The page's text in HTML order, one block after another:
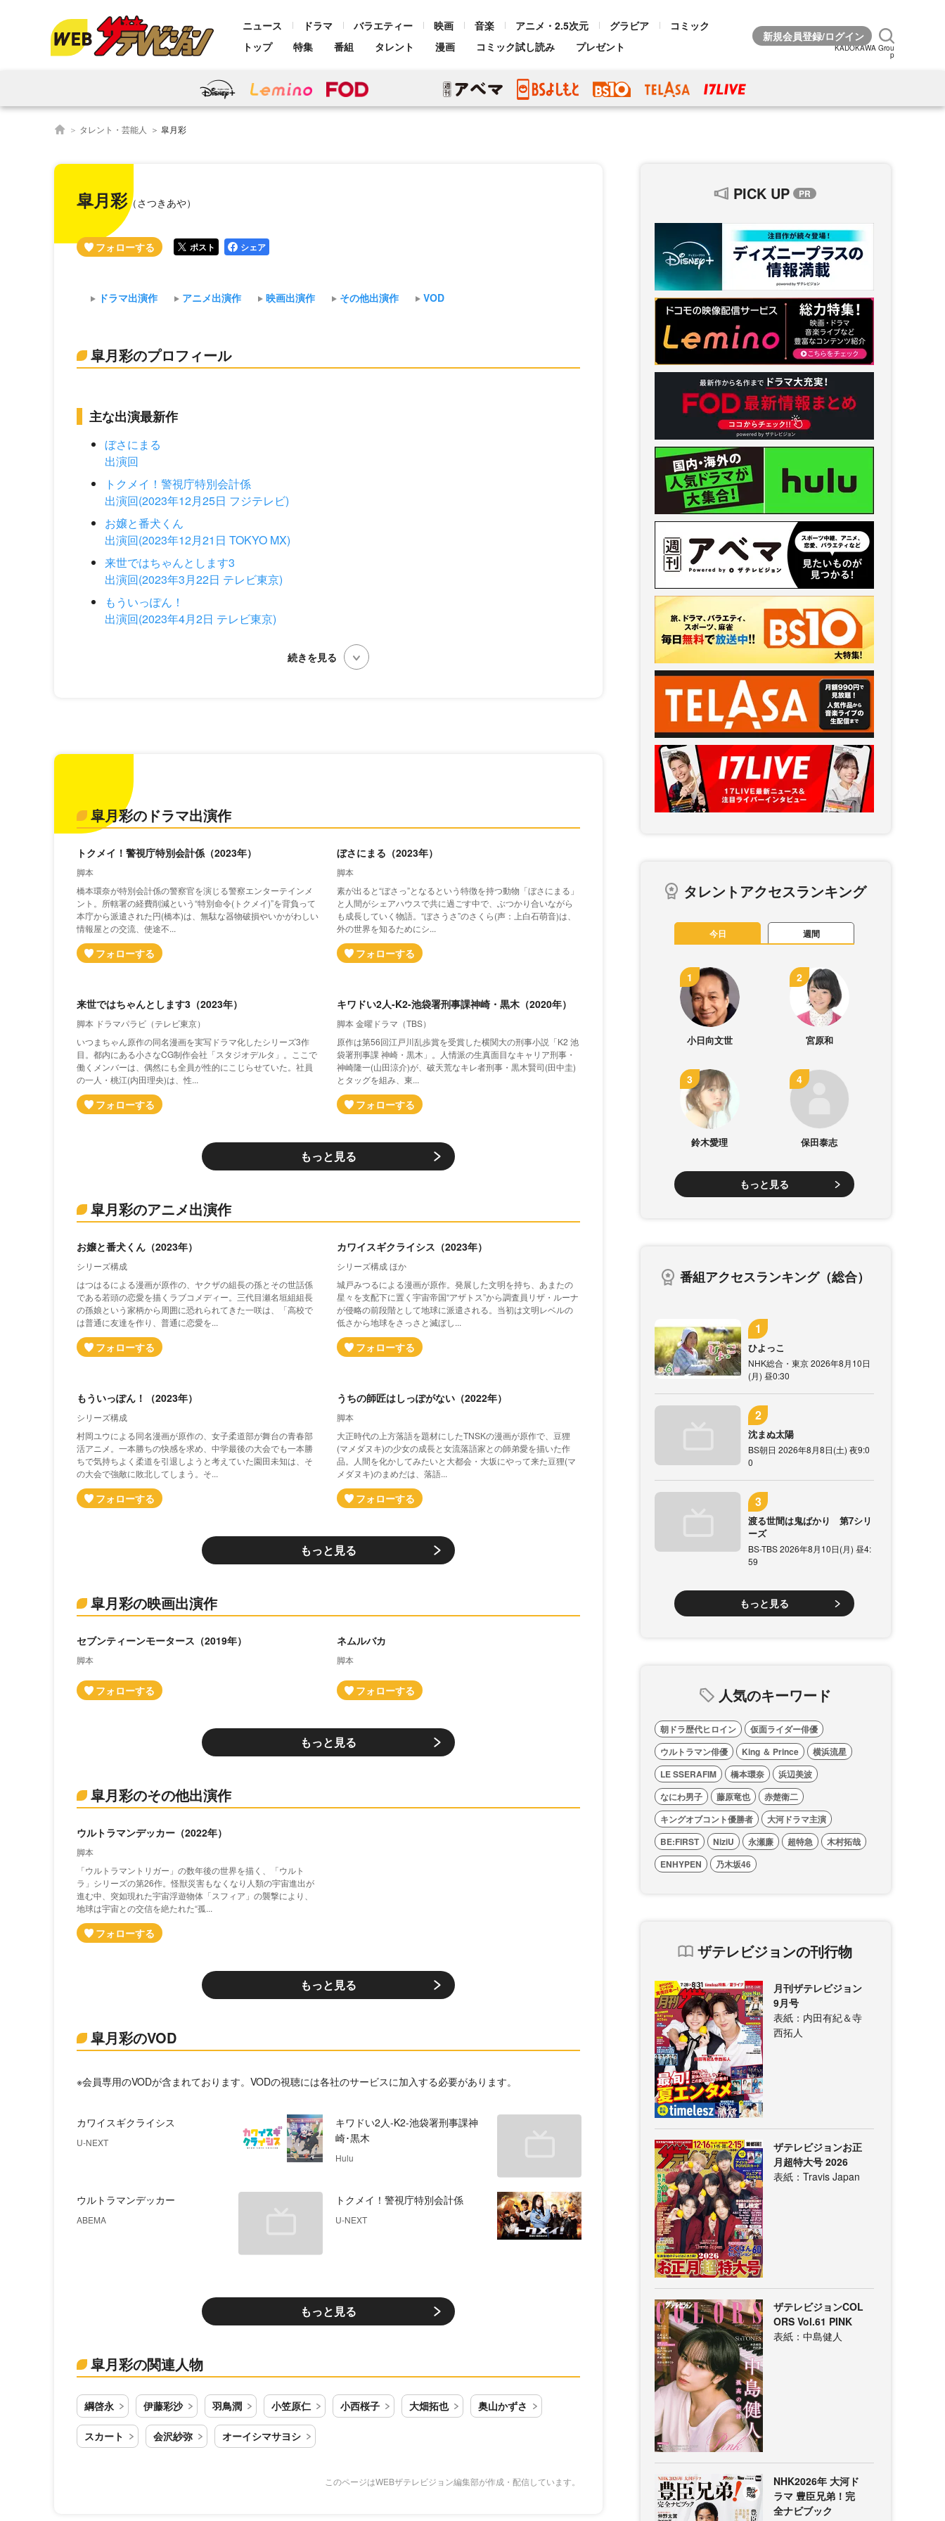
ニュース ドラマ バラエティー 映画 音楽 アニメ・2.5次元 グラビア
コミック
トップ
特集 番組 タレント 漫画 コミック試し読み プレゼント KADOKAWA Grou
p
タレント・芸能人 皐月彩
皐月彩（さつきあや）
ポスト シェア
ドラマ出演作 アニメ出演作 映画出演作 その他出演作 VOD
皐月彩のプロフィール
主な出演最新作
ぼさにまる
出演回
トクメイ！警視庁特別会計係
出演回(2023年12月25日 フジテレビ)
お嬢と番犬くん
出演回(2023年12月21日 TOKYO MX)
来世ではちゃんとします3
出演回(2023年3月22日 テレビ東京)
もういっぽん！
出演回(2023年4月2日 テレビ東京)
皐月彩のドラマ出演作
トクメイ！警視庁特別会計係（2023年）
脚本
橋本環奈が特別会計係の警察官を演じる警察エンターテインメ
ント。所轄署の経費削減という“特別命令(トクメイ)”を背負って
本庁から派遣された円(橋本)は、無駄な器物破損やいかがわしい
情報屋との交流、使途不...
ぼさにまる（2023年）
脚本
素が出ると“ぼさっ”となるという特徴を持つ動物「ぼさにまる」
と人間がシェアハウスで共に過ごす中で、ぶつかり合いながら
も成長していく物語。“ぼさうさ”のさくら(声：上白石萌音)は、
外の世界を知るためにシ...
来世ではちゃんとします3（2023年）
脚本 ドラマパラビ（テレビ東京）
いつまちゃん原作の同名漫画を実写ドラマ化したシリーズ3作
目。都内にある小さなCG制作会社「スタジオデルタ」。ここで
働くメンバーは、偶然にも全員が性的にこじらせていた。社員
の一人・桃江(内田理央)は、性...
キワドい2人-K2-池袋署刑事課神崎・黒木（2020年）
脚本 金曜ドラマ（TBS）
原作は第56回江戸川乱歩賞を受賞した横関大の刑事小説「K2 池
袋署刑事課 神崎・黒木」。人情派の生真面目なキャリア刑事・
神崎隆一(山田涼介)が、破天荒なキレ者刑事・黒木賢司(田中圭)
とタッグを組み、東...
もっと見る
皐月彩のアニメ出演作
お嬢と番犬くん（2023年）
シリーズ構成
はつはるによる漫画が原作の、ヤクザの組長の孫とその世話係
である若頭の恋愛を描くラブコメディー。三代目瀬名垣組組長
の孫娘という家柄から周囲に恐れられてきた一咲は、「高校で
は普通に友達を作り、普通に恋愛を...
カワイスギクライシス（2023年）
シリーズ構成 ほか
城戸みつるによる漫画が原作。発展した文明を持ち、あまたの
星々を支配下に置く宇宙帝国“アザトス”から調査員リザ・ルーナ
が侵略の前段階として地球に派遣される。当初は文明レベルの
低さから地球をさっさと滅ぼし...
もういっぽん！（2023年）
シリーズ構成
村岡ユウによる同名漫画が原作の、女子柔道部が舞台の青春部
活アニメ。一本勝ちの快感を求め、中学最後の大会でも一本勝
ちで気持ちよく柔道を引退しようと考えていた園田未知は、そ
の大会で強敵に敗北してしまう。そ...
うちの師匠はしっぽがない（2022年）
脚本
大正時代の上方落語を題材にしたTNSKの漫画が原作で、豆狸
(マメダヌキ)の少女の成長と女流落語家との師弟愛を描いた作
品。人間を化かしてみたいと大都会・大坂にやって来た豆狸(マ
メダヌキ)のまめだは、落語...
もっと見る
皐月彩の映画出演作
セブンティーンモータース（2019年）
脚本
ネムルバカ
脚本
もっと見る
皐月彩のその他出演作
ウルトラマンデッカー（2022年）
脚本
「ウルトラマントリガー」の数年後の世界を描く、「ウルト
ラ」シリーズの第26作。怪獣災害もなくなり人類の宇宙進出が
進む中、突如現れた宇宙浮遊物体「スフィア」の襲撃により、
地球は宇宙との交信を絶たれた“孤...
もっと見る
皐月彩のVOD
※会員専用のVODが含まれております。VODの視聴には各社のサービスに加入する必要があります。
カワイスギクライシス
U-NEXT
キワドい2人-K2-池袋署刑事課神
崎･黒木
Hulu
ウルトラマンデッカー
ABEMA
トクメイ！警視庁特別会計係
U-NEXT
もっと見る
皐月彩の関連人物
綱啓永 伊藤彩沙 羽鳥潤 小笠原仁 小西桜子 大畑拓也 奥山かずさ
スカート 会沢紗弥 オーイシマサヨシ
このページはWEBザテレビジョン編集部が作成・配信しています。
PICK UP
タレントアクセスランキング
今日 週間
小日向文世 宮原和
鈴木愛理 保田泰志
もっと見る
番組アクセスランキング（総合）
ひよっこ
NHK総合・東京 2026年8月10日
(月) 昼0:30
沈まぬ太陽
BS朝日 2026年8月8日(土) 夜9:0
0
渡る世間は鬼ばかり 第7シリ
ーズ
BS-TBS 2026年8月10日(月) 昼4:
59
もっと見る
人気のキーワード
朝ドラ歴代ヒロイン
仮面ライダー俳優
ウルトラマン俳優
King ＆ Prince
横浜流星
LE SSERAFIM
橋本環奈
浜辺美波
なにわ男子
藤原竜也
赤楚衛二
キングオブコント優勝者
大河ドラマ主演
BE:FIRST
NiziU 永瀬廉 超特急
木村拓哉
ENHYPEN
乃木坂46
ザテレビジョンの刊行物
月刊ザテレビジョン
9月号
表紙：内田有紀＆寺
西拓人
ザテレビジョンお正
月超特大号 2026
表紙：Travis Japan
ザテレビジョンCOL
ORS Vol.61 PINK
表紙：中島健人
NHK2026年 大河ド
ラマ 豊臣兄弟！完
全ナビブック